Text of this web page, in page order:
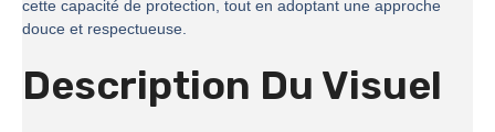
cette capacité de protection, tout en adoptant une approche
douce et respectueuse.
Description Du Visuel